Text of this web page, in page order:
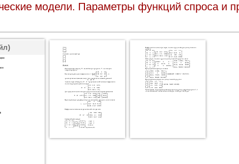
модели. Параметры функций спроса и